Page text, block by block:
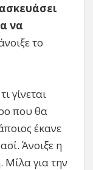
να
το
γίνεται
που θα
έκανε
Άνοιξε η
Μίλα για την